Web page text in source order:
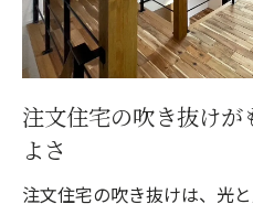
注文住宅の吹き抜け
よさ
注文住宅の吹き抜けは、光